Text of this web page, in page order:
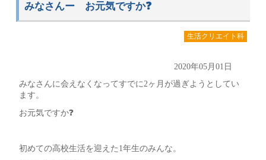
みなさんー お元気ですか❓
生活クリエイト科
2020年05月01日
みなさんに会えなくなってすでに2ヶ月が過ぎようとしてい
ます。
お元気ですか❓
初めての高校生活を迎えた1年生のみんな。